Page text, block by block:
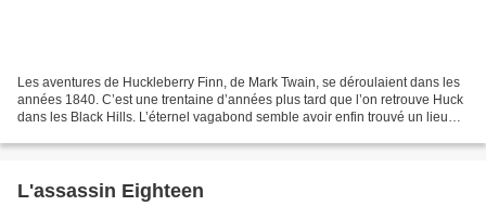
Les aventures de Huckleberry Finn, de Mark Twain, se déroulaient dans les
années 1840. C’est une trentaine d’années plus tard que l’on retrouve Huck
dans les Black Hills. L’éternel vagabond semble avoir enfin trouvé un lieu
L'assassin Eighteen